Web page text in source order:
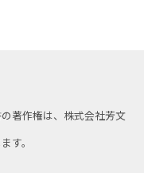
著作権は、株式会社芳文
す。